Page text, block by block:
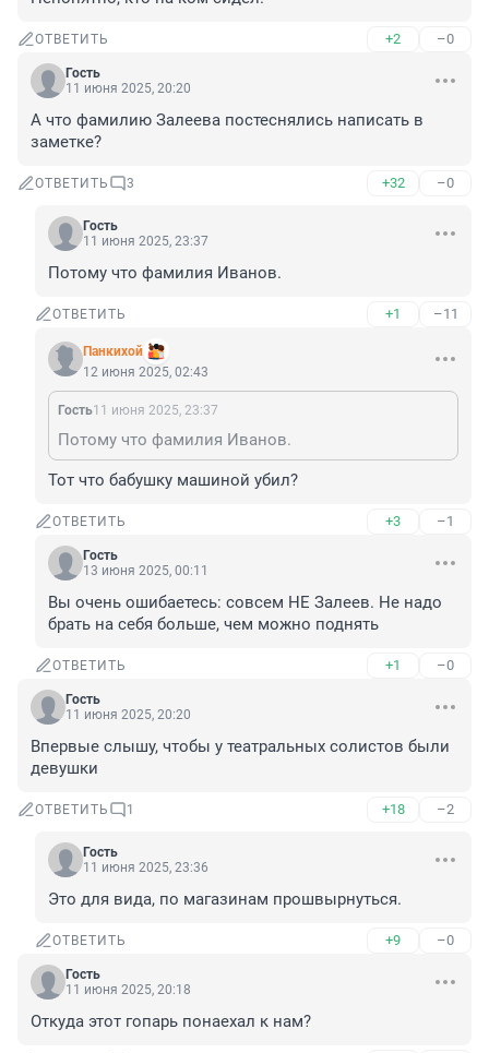
ОТВЕТИТЬ +2 –0
Гость
11 июня 2025, 20:20
А что фамилию Залеева постеснялись написать в
заметке?
ОТВЕТИТЬ 3 +32 –0
Гость
11 июня 2025, 23:37
Потому что фамилия Иванов.
ОТВЕТИТЬ +1 –11
Панкихой
12 июня 2025, 02:43
Гость11 июня 2025, 23:37
Потому что фамилия Иванов.
Тот что бабушку машиной убил?
ОТВЕТИТЬ +3 –1
Гость
13 июня 2025, 00:11
Вы очень ошибаетесь: совсем НЕ Залеев. Не надо
брать на себя больше, чем можно поднять
ОТВЕТИТЬ +1 –0
Гость
11 июня 2025, 20:20
Впервые слышу, чтобы у театральных солистов были
девушки
ОТВЕТИТЬ 1 +18 –2
Гость
11 июня 2025, 23:36
Это для вида, по магазинам прошвырнуться.
ОТВЕТИТЬ +9 –0
Гость
11 июня 2025, 20:18
Откуда этот гопарь понаехал к нам?